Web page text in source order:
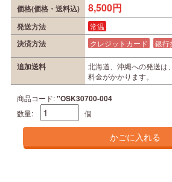
価格(価格・送料込) 8,500円
発送方法 常温
決済方法 クレジットカード 銀行
追加送料
北海道、沖縄への発送は
料金がかかります。
商品コード:"OSK30700-004
数量: 個